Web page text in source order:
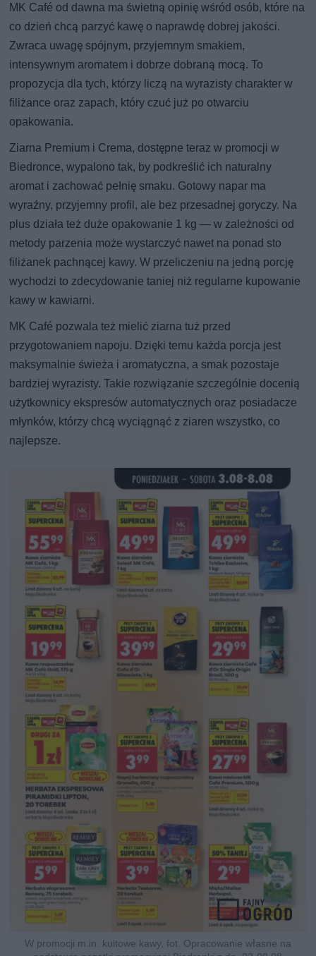
MK Café od dawna ma świetną opinię wśród osób, które na
co dzień chcą parzyć kawę o naprawdę dobrej jakości.
Zwraca uwagę spójnym, przyjemnym smakiem,
intensywnym aromatem i dobrze dobraną mocą. To
propozycja dla tych, którzy liczą na wyrazisty charakter w
filiżance oraz zapach, który czuć już po otwarciu
opakowania.
Ziarna Premium i Crema, dostępne teraz w promocji w
Biedronce, wypalono tak, by podkreślić ich naturalny
aromat i zachować pełnię smaku. Gotowy napar ma
wyraźny, przyjemny profil, ale bez przesadnej goryczy. Na
plus działa też duże opakowanie 1 kg — w zależności od
metody parzenia może wystarczyć nawet na ponad sto
filiżanek pachnącej kawy. W przeliczeniu na jedną porcję
wychodzi to zdecydowanie taniej niż regularne kupowanie
kawy w kawiarni.
MK Café pozwala też mielić ziarna tuż przed
przygotowaniem napoju. Dzięki temu każda porcja jest
maksymalnie świeża i aromatyczna, a smak pozostaje
bardziej wyrazisty. Takie rozwiązanie szczególnie docenią
użytkownicy ekspresów automatycznych oraz posiadacze
młynków, którzy chcą wyciągnąć z ziaren wszystko, co
najlepsze.
W promocji m.in. kultowe kawy, fot. Opracowanie własne na